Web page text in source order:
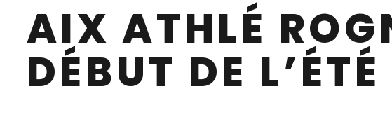
AIX ATHLÉ
DÉBUT DE